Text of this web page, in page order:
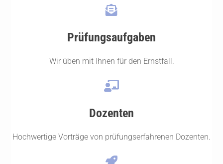
Prüfungsaufgaben
Wir üben mit Ihnen für den Ernstfall.
Dozenten
Hochwertige Vorträge von prüfungserfahrenen Dozenten.